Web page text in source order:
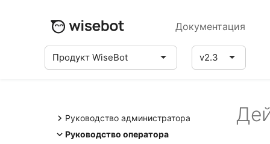
Документация
Продукт WiseBot v2.3
Руководство администратора
О продукте
Руководство оператора